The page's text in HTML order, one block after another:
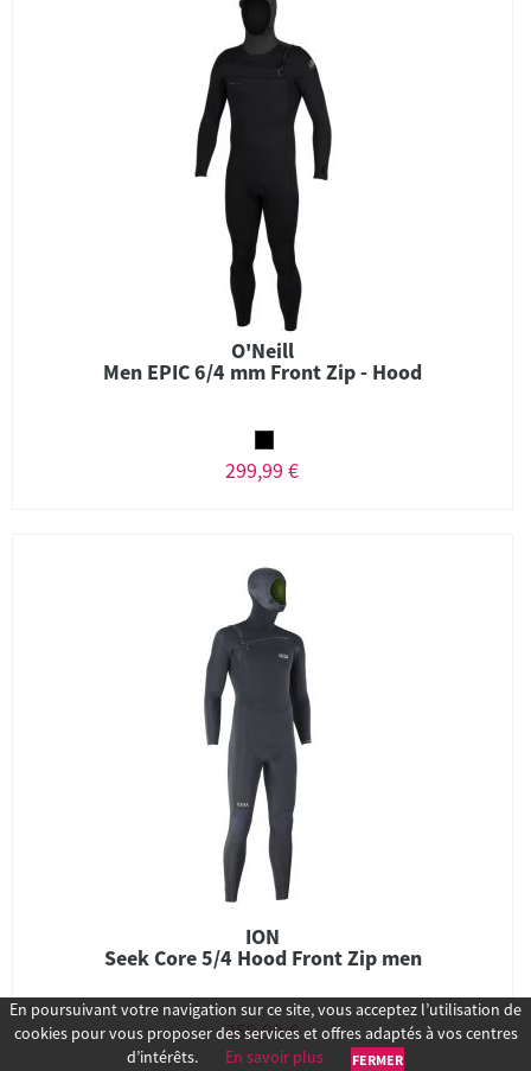
O'Neill
Men EPIC 6/4 mm Front Zip - Hood
299,99 €
ION
Seek Core 5/4 Hood Front Zip men
359,99 €
En poursuivant votre navigation sur ce site, vous acceptez l’utilisation de
cookies pour vous proposer des services et offres adaptés à vos centres
d’intérêts.
En savoir plus FERMER